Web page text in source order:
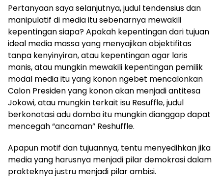
Pertanyaan saya selanjutnya, judul tendensius dan
manipulatif di media itu sebenarnya mewakili
kepentingan siapa? Apakah kepentingan dari tujuan
ideal media massa yang menyajikan objektifitas
tanpa kenyinyiran, atau kepentingan agar laris
manis, atau mungkin mewakili kepentingan pemilik
modal media itu yang konon ngebet mencalonkan
Calon Presiden yang konon akan menjadi antitesa
Jokowi, atau mungkin terkait isu Resuffle, judul
berkonotasi adu domba itu mungkin dianggap dapat
mencegah “ancaman” Reshuffle.
Apapun motif dan tujuannya, tentu menyedihkan jika
media yang harusnya menjadi pilar demokrasi dalam
prakteknya justru menjadi pilar ambisi.